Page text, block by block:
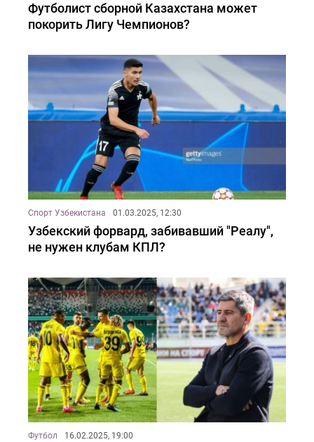
Футболист сборной Казахстана может
покорить Лигу Чемпионов?
Спорт Узбекистана 01.03.2025, 12:30
Узбекский форвард, забивавший "Реалу",
не нужен клубам КПЛ?
Футбол 16.02.2025, 19:00